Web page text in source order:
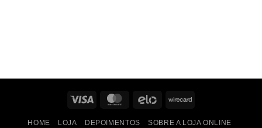
Visa MasterCard
Elo Wirecard
HOME LOJA DEPOIMENTOS
SOBRE A LOJA ONLINE